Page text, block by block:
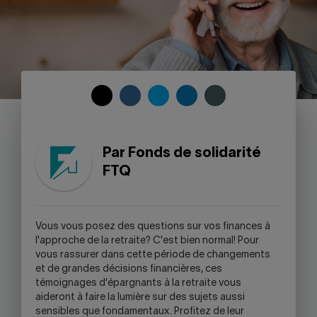
COPYSHARESHARESHARESHARE
WARNING,
YOUR
SKYPE
APPLICATION.
Par Fonds de solidarité
FTQ
Vous vous posez des questions sur vos finances à
l'approche de la retraite? C'est bien normal! Pour
vous rassurer dans cette période de changements
et de grandes décisions financières, ces
témoignages d'épargnants à la retraite vous
aideront à faire la lumière sur des sujets aussi
sensibles que fondamentaux. Profitez de leur